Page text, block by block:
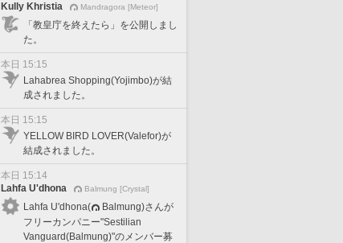
Kully Khristia
Mandragora [Meteor]
「教皇庁を終えたら」を公開しまし
た。
本日 15:15
Lahabrea Shopping(Yojimbo)が結
成されました。
本日 15:15
YELLOW BIRD LOVER(Valefor)が
結成されました。
本日 15:14
Lahfa U'dhona
Balmung [Crystal]
Lahfa U'dhona(
Balmung)さんが
フリーカンパニー"Sestilian
Vanguard(Balmung)"のメンバー募